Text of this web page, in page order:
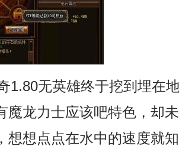
无英雄终于挖到埋在
魔龙力士应该吧特色，却
想想点点在水中的速度就